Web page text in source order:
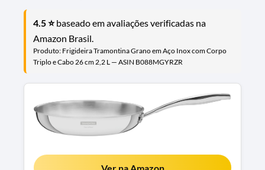
4.5 ⭐️baseado em avaliações verificadas na
Amazon Brasil.
Produto: Frigideira Tramontina Grano em Aço Inox com Corpo
Triplo e Cabo 26 cm 2,2 L — ASIN B088MGYRZR